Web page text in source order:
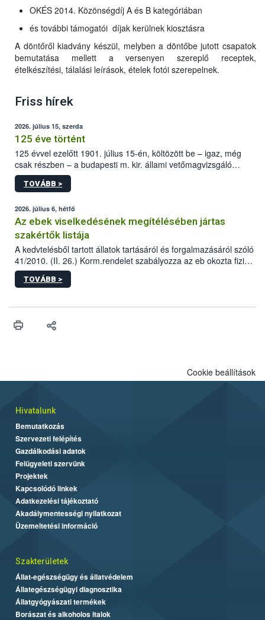
OKÉS 2014. Közönségdíj A és B kategóriában
és további támogatói díjak kerülnek kiosztásra
A döntőről kiadvány készül, melyben a döntőbe jutott csapatok
bemutatása mellett a versenyen szereplő receptek,
ételkészítési, tálalási leírások, ételek fotói szerepelnek.
Friss hírek
2026. július 15, szerda
125 éve történt
125 évvel ezelőtt 1901. július 15-én, költözött be – igaz, még
csak részben – a budapesti m. kir. állami vetőmagvizsgáló
állomás a Kis Rókus utca 15. szám alatti, Czigler Győző által
tervezett új épületébe.
TOVÁBB >
2026. július 6, hétfő
Az ebek viselkedésének megítélésében jártas
szakértők listája
A kedvtelésből tartott állatok tartásáról és forgalmazásáról szóló
41/2010. (II. 26.) Korm.rendelet szabályozza az eb okozta fizikai
sérülés, illetve ennek veszélye keletkezésekor felmerülő
hatósági feladatokat, valamint a veszélyes eb tartását és annak
vonni az ebek viselkedésének megítélésében jártas szakértőt.
TOVÁBB >
Cookie beállítások
Hivatalunk
Bemutatkozás
Szervezeti felépítés
Gazdálkodási adatok
Felügyeleti szervünk
Projektek
Kapcsolódó linkek
Adatkezelési tájékoztató
Akadálymentességi nyilatkozat
Üzemeltetési információ
Szakterületek
Állat-egészségügy és állatvédelem
Állategészségügyi diagnosztika
Állatgyógyászati termékek
Borászat és alkoholos italok